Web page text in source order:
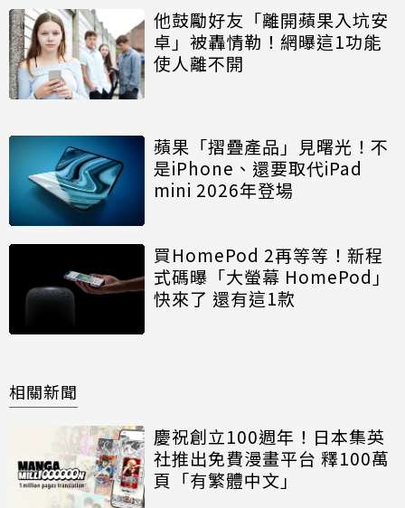
他鼓勵好友「離開蘋果入坑安
卓」被轟情勒！網曝這1功能
使人離不開
蘋果「摺疊產品」見曙光！不
是iPhone、還要取代iPad
mini 2026年登場
買HomePod 2再等等！新程
式碼曝「大螢幕 HomePod」
快來了 還有這1款
相關新聞
慶祝創立100週年！日本集英
社推出免費漫畫平台 釋100萬
頁「有繁體中文」